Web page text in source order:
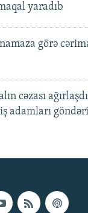
yaradıb
görə
cəzası
adamları